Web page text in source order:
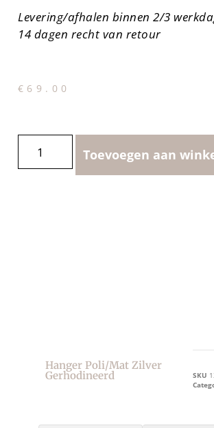
Levering/afhalen binnen 2/3
14 dagen recht van retour
€ 69.00
Toevoegen aan
Hanger Poli/mat Zilver
Gerhodineerd SKU